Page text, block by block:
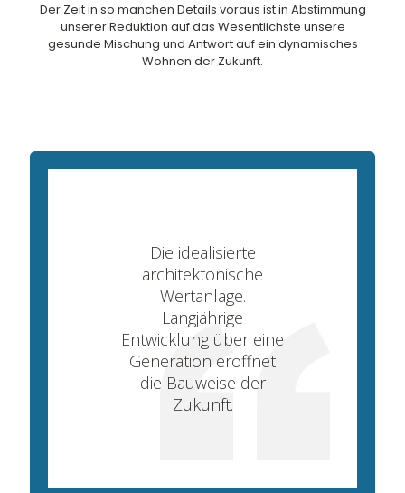
Der Zeit in so manchen Details voraus ist in Abstimmung
unserer Reduktion auf das Wesentlichste unsere
gesunde Mischung und Antwort auf ein dynamisches
Wohnen der Zukunft.
Die idealisierte
architektonische
Wertanlage.
Langjährige
Entwicklung über eine
Generation eröffnet
die Bauweise der
Zukunft.